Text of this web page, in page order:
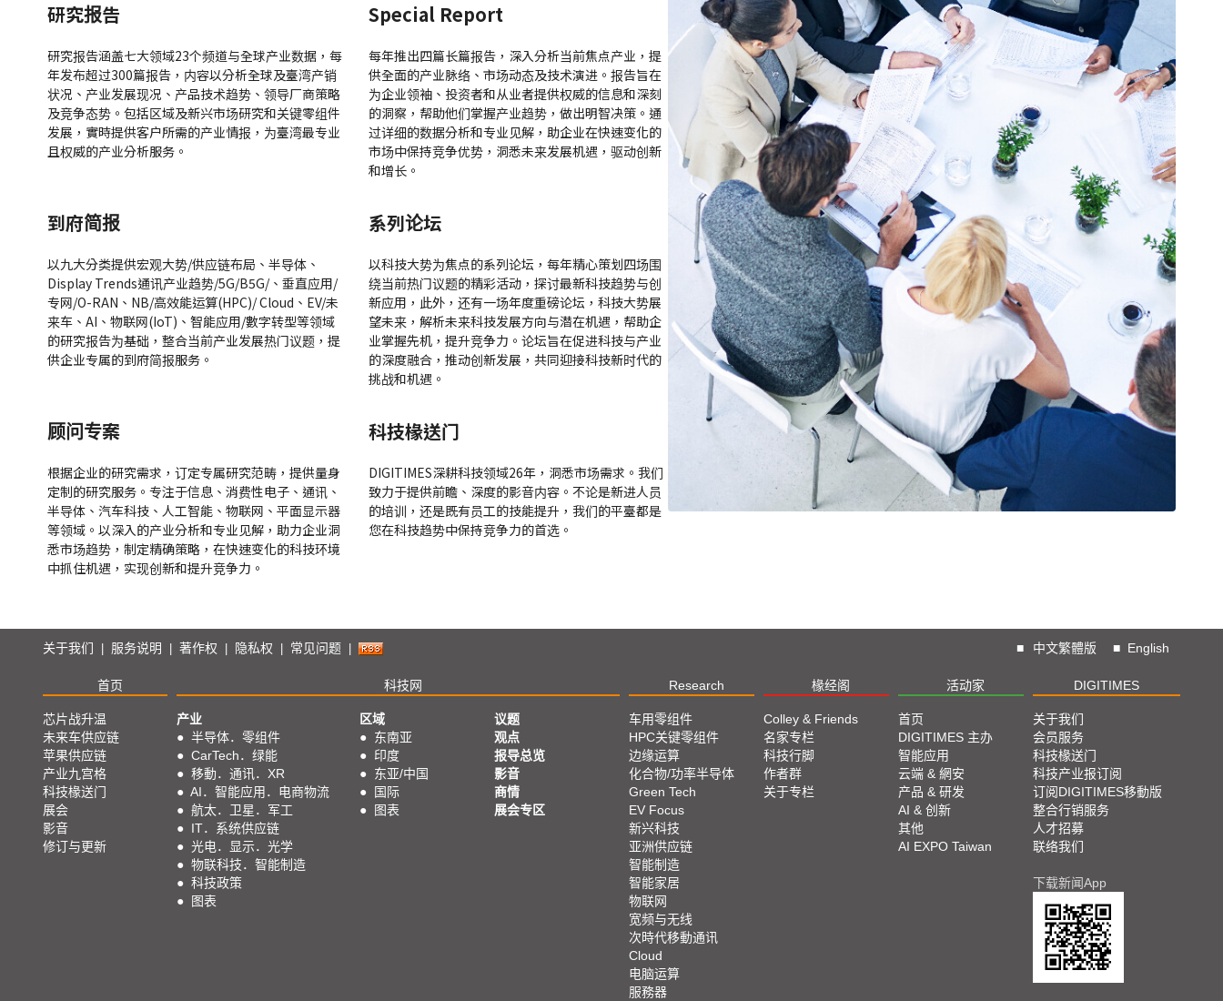
研究报告
研究报告涵盖七大领域23个频道与全球产业数据，每
年发布超过300篇报告，内容以分析全球及臺湾产销
状况、产业发展现况、产品技术趋势、领导厂商策略
及竞争态势。包括区域及新兴市场研究和关键零组件
发展，實時提供客户所需的产业情报，为臺湾最专业
且权威的产业分析服务。
Special Report
每年推出四篇长篇报告，深入分析当前焦点产业，提
供全面的产业脉络、市场动态及技术演进。报告旨在
为企业领袖、投资者和从业者提供权威的信息和深刻
的洞察，帮助他们掌握产业趋势，做出明智决策。通
过详细的数据分析和专业见解，助企业在快速变化的
市场中保持竞争优势，洞悉未来发展机遇，驱动创新
和增长。
到府简报
以九大分类提供宏观大势/供应链布局、半导体、
Display Trends通讯产业趋势/5G/B5G/、垂直应用/
专网/O-RAN、NB/高效能运算(HPC)/ Cloud、EV/未
来车、AI、物联网(IoT)、智能应用/數字转型等领域
的研究报告为基础，整合当前产业发展热门议题，提
供企业专属的到府简报服务。
系列论坛
以科技大势为焦点的系列论坛，每年精心策划四场围
绕当前热门议题的精彩活动，探讨最新科技趋势与创
新应用，此外，还有一场年度重磅论坛，科技大势展
望未来，解析未来科技发展方向与潜在机遇，帮助企
业掌握先机，提升竞争力。论坛旨在促进科技与产业
的深度融合，推动创新发展，共同迎接科技新时代的
挑战和机遇。
顾问专案
根据企业的研究需求，订定专属研究范畴，提供量身
定制的研究服务。专注于信息、消费性电子、通讯、
半导体、汽车科技、人工智能、物联网、平面显示器
等领域。以深入的产业分析和专业见解，助力企业洞
悉市场趋势，制定精确策略，在快速变化的科技环境
中抓住机遇，实现创新和提升竞争力。
科技椽送门
DIGITIMES深耕科技领域26年，洞悉市场需求。我们
致力于提供前瞻、深度的影音内容。不论是新进人员
的培训，还是既有员工的技能提升，我们的平臺都是
您在科技趋势中保持竞争力的首选。
关于我们 服务说明 著作权 隐私权 常见问题 ■ 中文繁體版 ■ English
首页 科技网 Research 椽经阁 活动家 DIGITIMES
芯片战升温
未来车供应链
苹果供应链
产业九宫格
科技椽送门
展会
影音
修订与更新
产业
● 半导体．零组件
● CarTech．绿能
● 移動．通讯．XR
● AI．智能应用．电商物流
● 航太．卫星．军工
● IT．系统供应链
● 光电．显示．光学
● 物联科技．智能制造
● 科技政策
●
图表
区域
● 东南亚
● 印度
● 东亚/中国
●
国际
●
图表
议题
观点
报导总览
影音
商情
展会专区
车用零组件
HPC关键零组件
边缘运算
化合物/功率半导体
Green Tech
EV Focus
新兴科技
亚洲供应链
智能制造
智能家居
物联网
宽频与无线
次時代移動通讯
Cloud
电脑运算
服務器
Colley & Friends
名家专栏
科技行脚
作者群
关于专栏
首页
DIGITIMES 主办
智能应用
云端 & 網安
产品 & 研发
AI & 创新
其他
AI EXPO Taiwan
关于我们
会员服务
科技椽送门
科技产业报订阅
订阅DIGITIMES移動版
整合行销服务
人才招募
联络我们
下载新闻App